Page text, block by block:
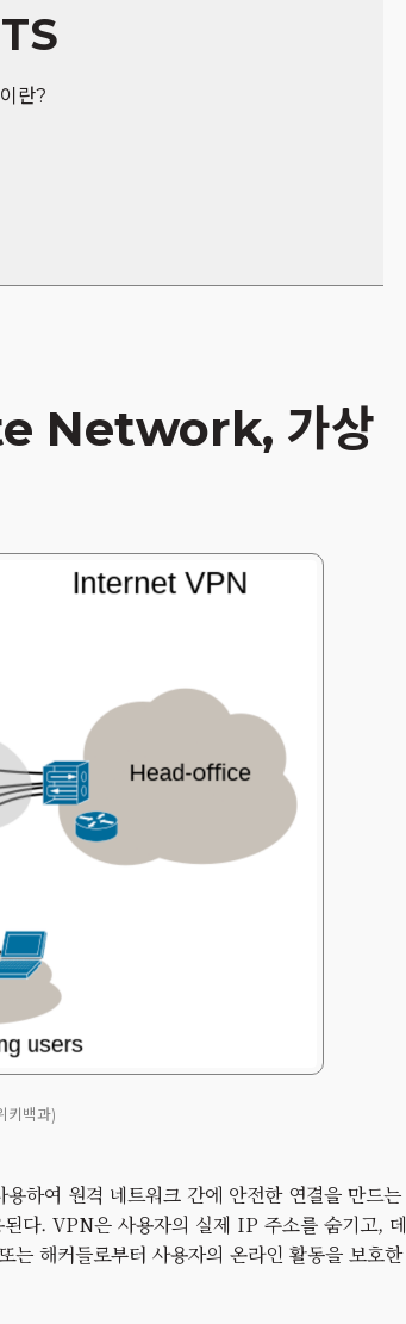
란?
Network, 가상
키백과)
여 원격 네트워크 간에 안전한 연결을 만드는
다. VPN은 사용자의 실제 IP 주소를 숨기고, 데
해커들로부터 사용자의 온라인 활동을 보호한